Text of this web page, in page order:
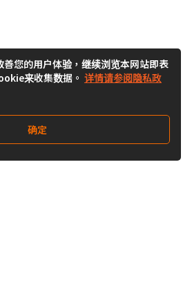
您的用户体验，继续浏览本网站即表
来收集数据。 详情请参阅隐私政
确定